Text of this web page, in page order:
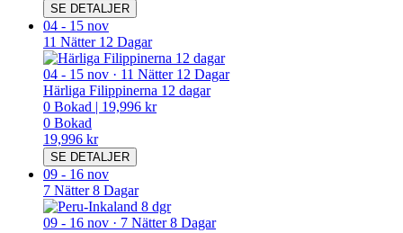
SE DETALJER
04 - 15 nov
11 Nätter 12 Dagar
04 - 15 nov · 11 Nätter 12 Dagar
Härliga Filippinerna 12 dagar
0 Bokad | 19,996 kr
0 Bokad
19,996 kr
SE DETALJER
09 - 16 nov
7 Nätter 8 Dagar
09 - 16 nov · 7 Nätter 8 Dagar